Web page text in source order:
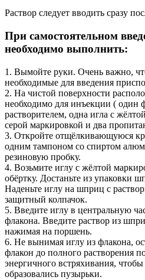
Раствор следует вводить сразу
При самостоятельном
необходимо выполнить:
1. Вымойте руки. Очень важно,
необходимые для введения
2. На чистой поверхности
необходимо для инъекции ( один
растворителем, одна игла с
серой маркировкой и два
3. Откройте отщёлкивающуюся
одним тампоном со спиртом
резиновую пробку.
4. Возьмите иглу с жёлтой
обёртку. Достаньте из упаковки
Наденьте иглу на шприц с
защитный колпачок.
5. Введите иглу в центральную
флакона. Введите раствор из
нажимая на поршень.
6. Не вынимая иглу из флакона,
флакон до полного растворения
энергичного встряхивания,
образовались пузырьки.